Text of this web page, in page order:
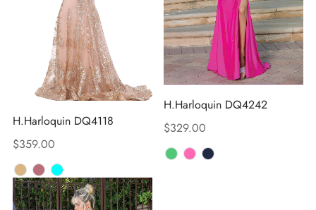
H.Harloquin DQ4118
$359.00
H.Harloquin DQ4242
$329.00